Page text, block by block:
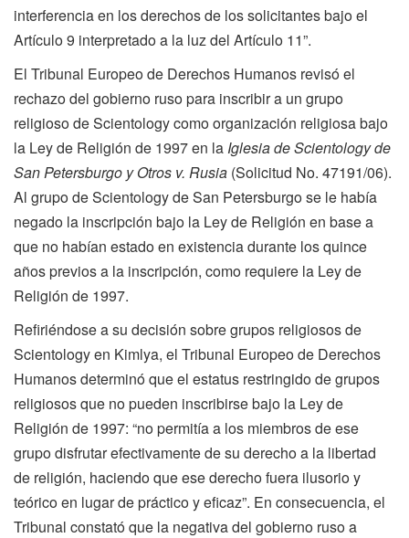
interferencia en los derechos de los solicitantes bajo el
Artículo 9 interpretado a la luz del Artículo 11”.
El Tribunal Europeo de Derechos Humanos revisó el
rechazo del gobierno ruso para inscribir a un grupo
religioso de Scientology como organización religiosa bajo
la Ley de Religión de 1997 en la Iglesia de Scientology de
San Petersburgo y Otros v. Rusia (Solicitud No. 47191/06).
Al grupo de Scientology de San Petersburgo se le había
negado la inscripción bajo la Ley de Religión en base a
que no habían estado en existencia durante los quince
años previos a la inscripción, como requiere la Ley de
Religión de 1997.
Refiriéndose a su decisión sobre grupos religiosos de
Scientology en Kimlya, el Tribunal Europeo de Derechos
Humanos determinó que el estatus restringido de grupos
religiosos que no pueden inscribirse bajo la Ley de
Religión de 1997: “no permitía a los miembros de ese
grupo disfrutar efectivamente de su derecho a la libertad
de religión, haciendo que ese derecho fuera ilusorio y
teórico en lugar de práctico y eficaz”. En consecuencia, el
Tribunal constató que la negativa del gobierno ruso a